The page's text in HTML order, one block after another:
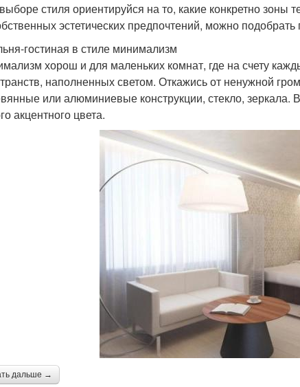
стиля ориентируйся на то, какие конкретно
эстетических предпочтений, можно
гостиная в стиле минимализм
хорош и для маленьких комнат, где на счету
наполненных светом. Откажись от ненужной
или алюминиевые конструкции, стекло, зеркала.
акцентного цвета.
дальше →